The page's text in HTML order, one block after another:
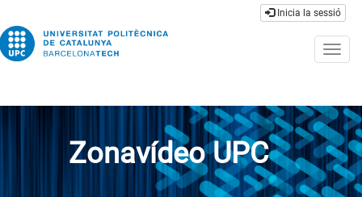
Inicia la sessió
Zonavídeo UPC